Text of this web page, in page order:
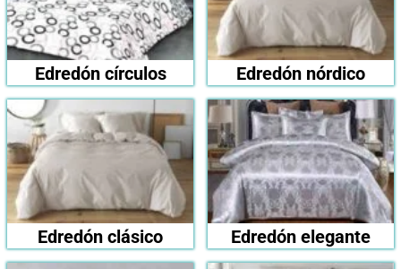
Edredón círculos Edredón nórdico
Edredón clásico Edredón elegante